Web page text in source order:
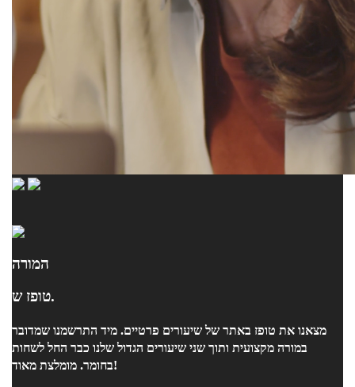
המורה
טופז ש.
מצאנו את טופז באתר של שיעורים פרטיים. מיד התרשמנו שמדובר
במורה מקצועית ותוך שני שיעורים הגדול שלנו כבר החל לשחות
בחומר. מומלצת מאוד!